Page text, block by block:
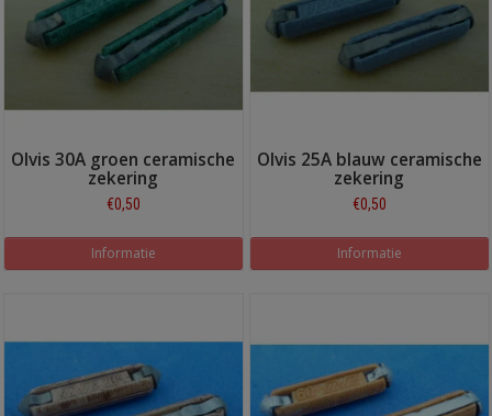
Olvis 30A groen ceramische
zekering
€0,50
Informatie
Olvis 25A blauw ceramische
zekering
€0,50
Informatie